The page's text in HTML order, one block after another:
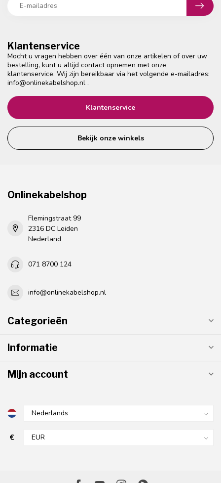
Klantenservice
Mocht u vragen hebben over één van onze artikelen of over uw
bestelling, kunt u altijd contact opnemen met onze
klantenservice. Wij zijn bereikbaar via het volgende e-mailadres:
info@onlinekabelshop.nl .
Klantenservice
Bekijk onze winkels
Onlinekabelshop
Flemingstraat 99
2316 DC Leiden
Nederland
071 8700 124
info@onlinekabelshop.nl
Categorieën
Informatie
Mijn account
€